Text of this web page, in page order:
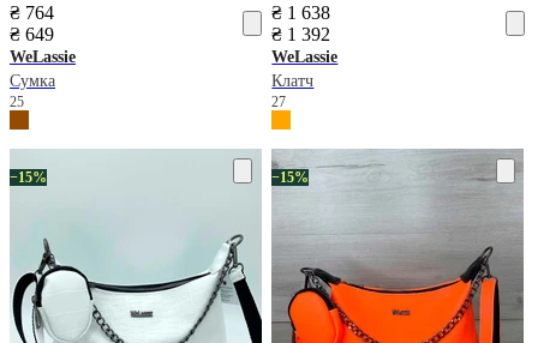
₴ 764
₴ 649
WeLassie
Сумка
25
₴ 1 638
₴ 1 392
WeLassie
Клатч
27
−15% −15%